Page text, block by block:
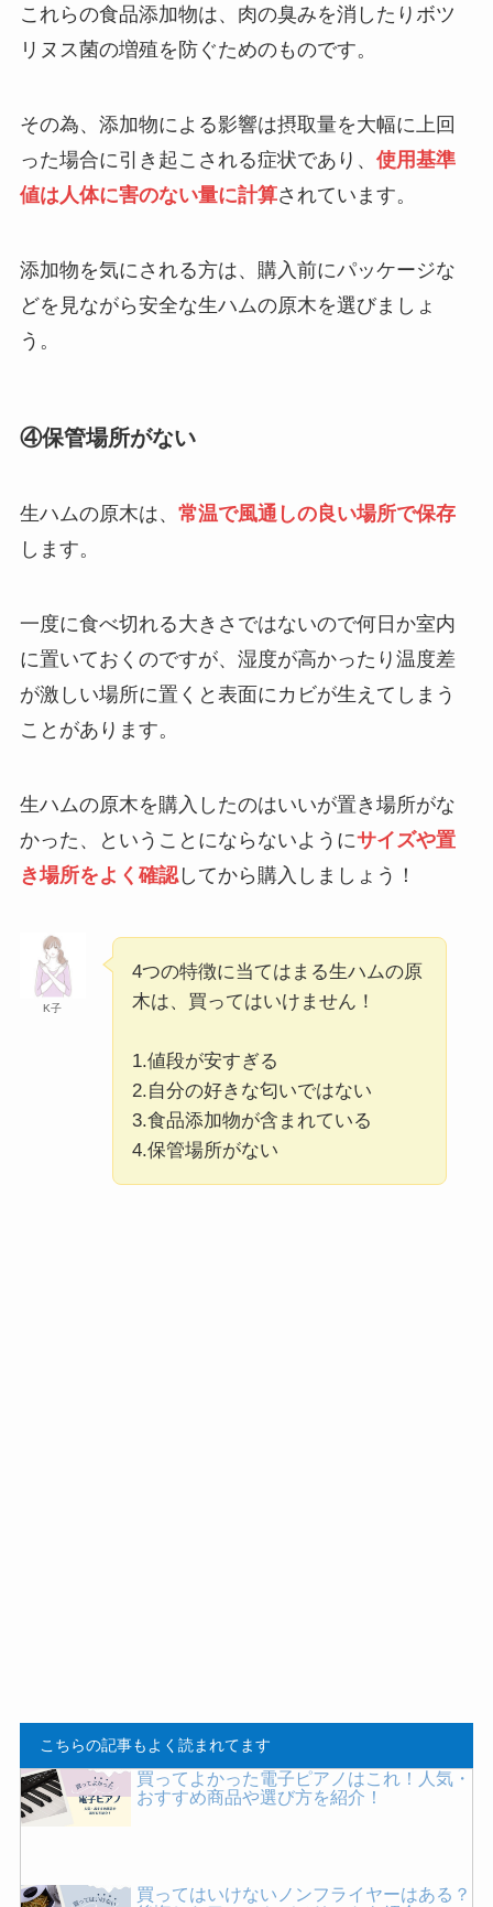
これらの食品添加物は、肉の臭みを消したりボツ
リヌス菌の増殖を防ぐためのものです。
その為、添加物による影響は摂取量を大幅に上回
った場合に引き起こされる症状であり、 使用基準
値は人体に害のない量に計算されています。
添加物を気にされる方は、購入前にパッケージな
どを見ながら安全な生ハムの原木を選びましょ
う。
④保管場所がない
生ハムの原木は、 常温で風通しの良い場所で保存
します。
一度に食べ切れる大きさではないので何日か室内
に置いておくのですが、湿度が高かったり温度差
が激しい場所に置くと表面にカビが生えてしまう
ことがあります。
生ハムの原木を購入したのはいいが置き場所がな
かった、ということにならないようにサイズや置
き場所をよく確認してから購入しましょう！
K子
4つの特徴に当てはまる生ハムの原
木は、買ってはいけません！
1.値段が安すぎる
2.自分の好きな匂いではない
3.食品添加物が含まれている
4.保管場所がない
こちらの記事もよく読まれてます
買ってよかった電子ピアノはこれ！人気・
おすすめ商品や選び方を紹介！
買ってはいけないノンフライヤーはある？